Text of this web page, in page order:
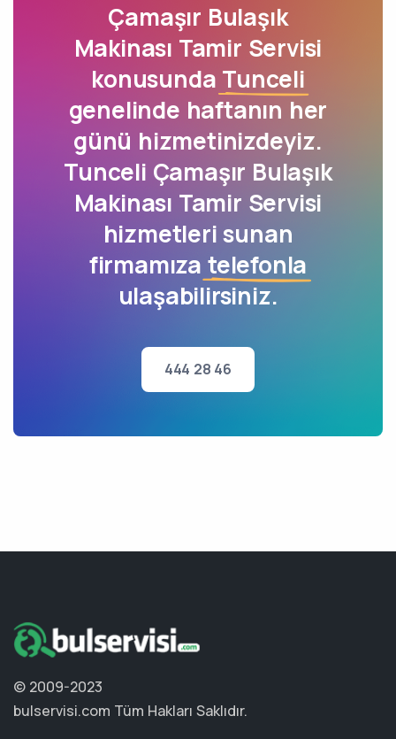
Çamaşır Bulaşık
Makinası Tamir Servisi
konusunda Tunceli
genelinde haftanın her
günü hizmetinizdeyiz.
Tunceli Çamaşır Bulaşık
Makinası Tamir Servisi
hizmetleri sunan
firmamıza telefonla
ulaşabilirsiniz.
444 28 46
© 2009-2023
bulservisi.com Tüm Hakları Saklıdır.